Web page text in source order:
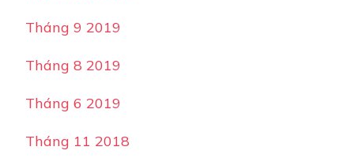
Tháng 9 2019
Tháng 8 2019
Tháng 6 2019
Tháng 11 2018